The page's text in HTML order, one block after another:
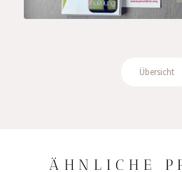
Übersicht
ÄHNLICHE